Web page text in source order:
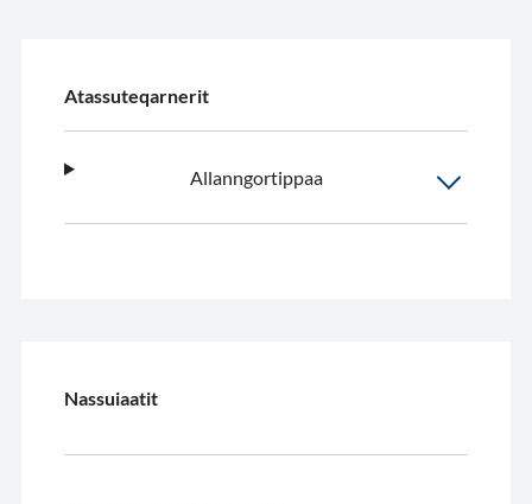
Atassuteqarnerit
Allanngortippaa
Nassuiaatit